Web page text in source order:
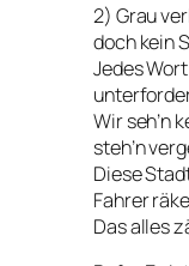
2) Grau
doch kein
Jedes
Wir seh’n
steh’n
Diese
Fahrer
Das alles